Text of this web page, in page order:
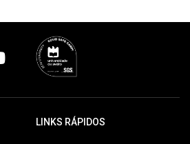
LINKS RÁPIDOS